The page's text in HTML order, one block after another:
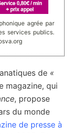
agrée par
services publics.
de «
magazine, qui
, propose
du monde
de presse à